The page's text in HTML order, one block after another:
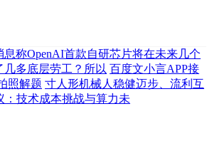
息称OpenAI首款自研芯片将在未来几个
几多底层劳工？所以 百度文小言APP接
照解题 寸人形机械人稳健迈步、流利互
：技术成本挑战与算力未